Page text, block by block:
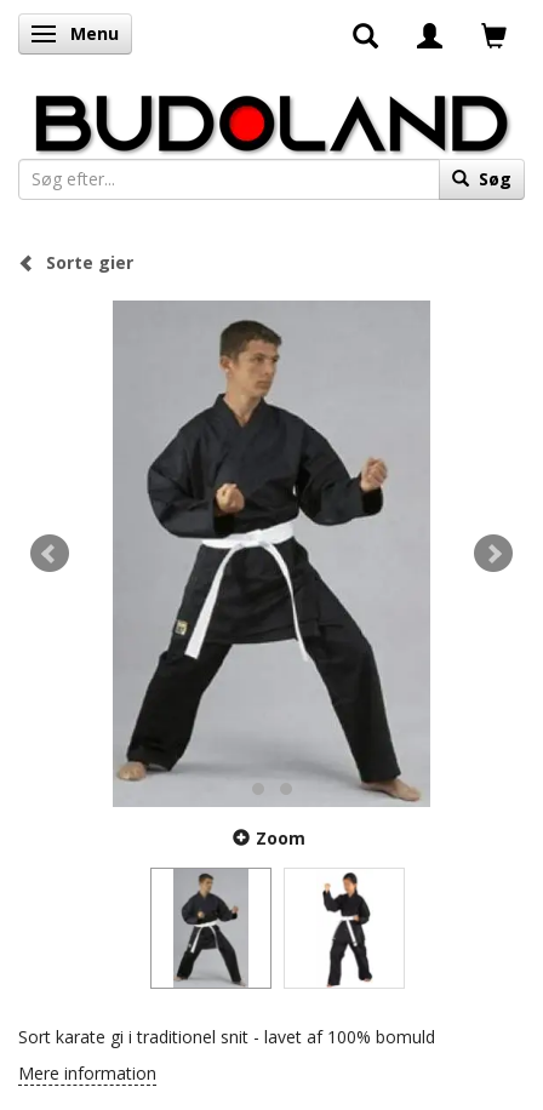
Skifte navigation
Menu
Søg
Sorte gier
Zoom
Sort karate gi i traditionel snit - lavet af 100% bomuld
Mere information